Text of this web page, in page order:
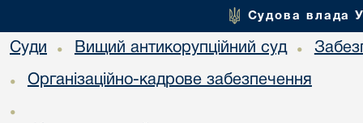
Судова влада
Суди • Вищий антикорупційний суд •
• Організаційно-кадрове забезпечення
•